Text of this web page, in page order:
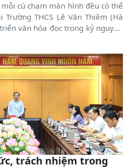
cú chạm màn hình đều có thể
THCS Lê Văn Thiêm (Hà
văn hóa đọc trong kỷ nguyên
trách nhiệm trong